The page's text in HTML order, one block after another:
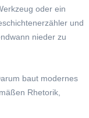
oder ein
und
nieder zu
baut modernes
Rhetorik,